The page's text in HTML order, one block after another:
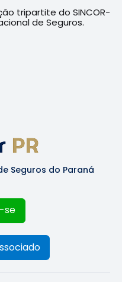
tripartite do SINCOR-
de Seguros.
Seguros do Paraná
se